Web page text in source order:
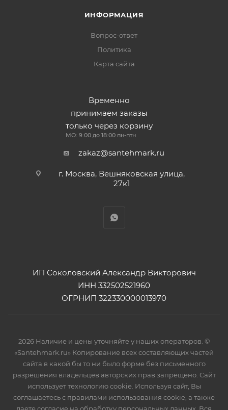
ИНФОРМАЦИЯ
Вопрос-ответ
Политика
Карта сайта
Временно
принимаем заказы
только через корзину
МО: 9:00 до 18:00 пн-птн
zakaz@santehmark.ru
г. Москва, Вешняковская улица,
27к1
ИП Соколовский Александр Викторович
ИНН 332502521960
ОГРНИП 322330000013970
2026 Наличие и цены уточняйте у наших операторов. ©
«Santehmark.ru» Копирование всех составляющих частей
сайта в какой бы то ни было форме без письменного
разрешения владельцев авторских прав запрещено. Сайт
использует технологию cookie. Используя сайт, Вы
соглашаетесь с правилами использования cookie, а также